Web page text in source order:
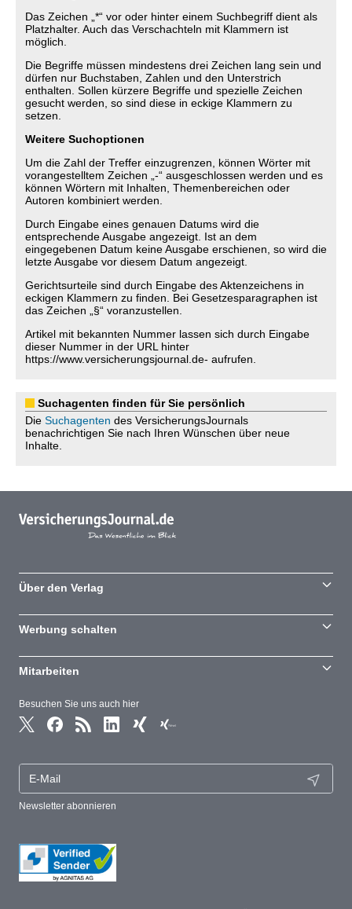
Das Zeichen „*“ vor oder hinter einem Suchbegriff dient als
Platzhalter. Auch das Verschachteln mit Klammern ist
möglich.
Die Begriffe müssen mindestens drei Zeichen lang sein und
dürfen nur Buchstaben, Zahlen und den Unterstrich
enthalten. Sollen kürzere Begriffe und spezielle Zeichen
gesucht werden, so sind diese in eckige Klammern zu
setzen.
Weitere Suchoptionen
Um die Zahl der Treffer einzugrenzen, können Wörter mit
vorangestelltem Zeichen „-“ ausgeschlossen werden und es
können Wörtern mit Inhalten, Themenbereichen oder
Autoren kombiniert werden.
Durch Eingabe eines genauen Datums wird die
entsprechende Ausgabe angezeigt. Ist an dem
eingegebenen Datum keine Ausgabe erschienen, so wird die
letzte Ausgabe vor diesem Datum angezeigt.
Gerichtsurteile sind durch Eingabe des Aktenzeichens in
eckigen Klammern zu finden. Bei Gesetzesparagraphen ist
das Zeichen „§“ voranzustellen.
Artikel mit bekannten Nummer lassen sich durch Eingabe
dieser Nummer in der URL hinter
https://www.versicherungsjournal.de- aufrufen.
Suchagenten finden für Sie persönlich
Die Suchagenten des VersicherungsJournals
benachrichtigen Sie nach Ihren Wünschen über neue
Inhalte.
Besuchen Sie uns auch hier
Newsletter abonnieren
Über den Verlag
Werbung schalten
Mitarbeiten